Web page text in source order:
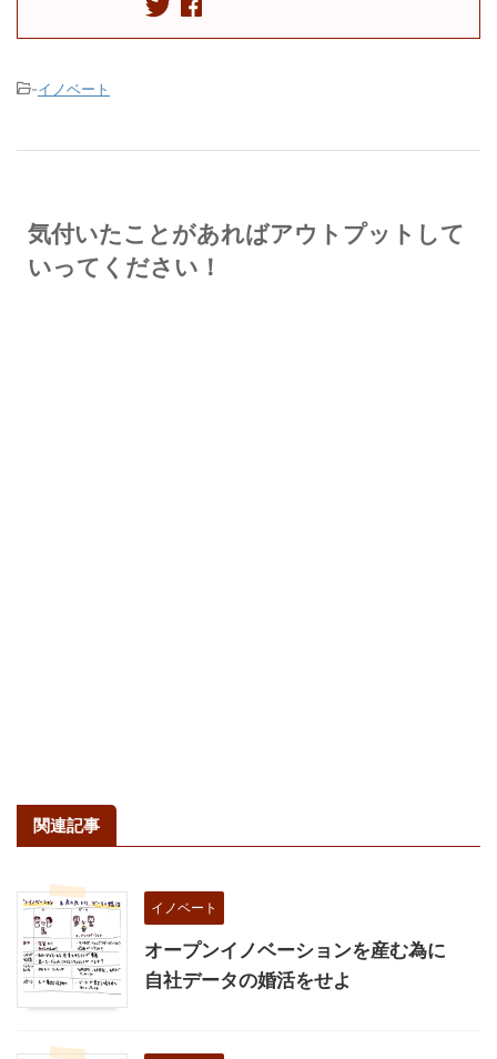
-イノベート
気付いたことがあればアウトプットして
いってください！
関連記事
イノベート
オープンイノベーションを産む為に
自社データの婚活をせよ